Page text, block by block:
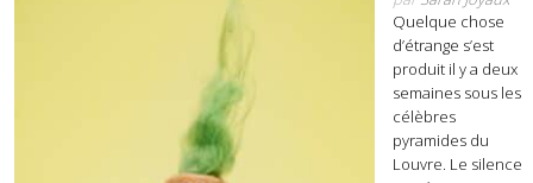
Quelque chose
d’étrange s’est
produit il y a deux
semaines sous les
célèbres
pyramides du
Louvre. Le silence